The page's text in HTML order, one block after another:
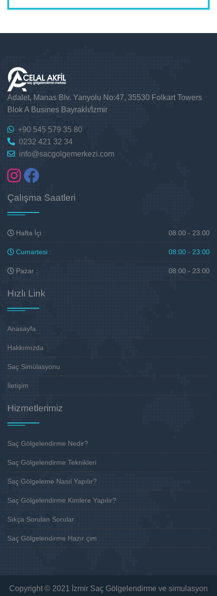
Adalet, Manas Blv. Yanyolu No:47, 35530 Folkart Towers
Blok A Busines Bayraklı/İzmir
+90 545 579 35 80
0232 421 32 34
info@sacgolgemerkezi.com
Çalışma Saatleri
Hafta İçi : 08:00 - 23:00
Cumartesi : 08:00 - 23:00
Pazar : 08:00 - 23:00
Hızlı Link
Anasayfa
Hakkımızda
Saç Simülasyonu
İletişim
Hizmetlerimiz
Saç Gölgelendirme Nedir?
Saç Gölgelendirme Teknikleri
Saç Gölgeleme Nasıl Yapılır?
Saç Gölgelendirme Kimlere Yapılır?
Sıkça Sorulan Sorular
Saç Gölgelendirme Hazır çim
Copyright © 2021 İzmir Saç Gölgelendirme ve simulasyon